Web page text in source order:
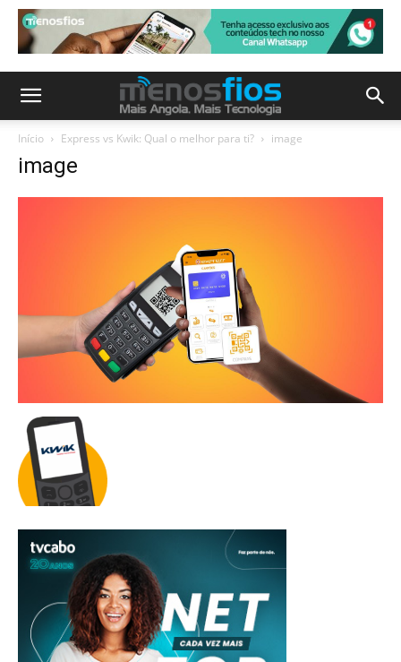
Início Express vs Kwik: Qual o melhor para ti? image
image